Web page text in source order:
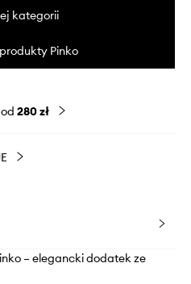
kategorii
Pinko
280 zł
– elegancki dodatek ze